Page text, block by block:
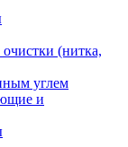
(нитка,
углем
и